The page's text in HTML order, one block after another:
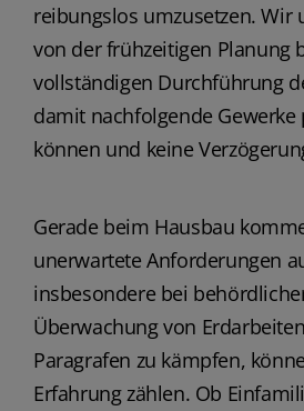
reibungslos umzusetzen. Wir
von der frühzeitigen Planung
vollständigen Durchführung
damit nachfolgende
können und keine
Gerade beim Hausbau
unerwartete Anforderungen
insbesondere bei
Überwachung von
Paragrafen zu kämpfen,
Erfahrung zählen. Ob